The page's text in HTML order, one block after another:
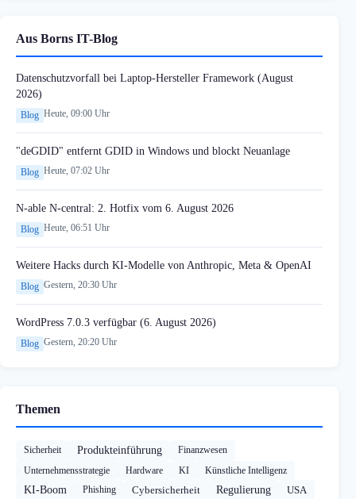
Aus Borns IT-Blog
Datenschutzvorfall bei Laptop-Hersteller Framework (August
2026)
Blog Heute, 09:00 Uhr
"deGDID" entfernt GDID in Windows und blockt Neuanlage
Blog Heute, 07:02 Uhr
N-able N-central: 2. Hotfix vom 6. August 2026
Blog Heute, 06:51 Uhr
Weitere Hacks durch KI-Modelle von Anthropic, Meta & OpenAI
Blog Gestern, 20:30 Uhr
WordPress 7.0.3 verfügbar (6. August 2026)
Blog Gestern, 20:20 Uhr
Themen
Sicherheit Produkteinführung
Finanzwesen
Unternehmensstrategie
Hardware KI Künstliche Intelligenz
KI-Boom Phishing Cybersicherheit Regulierung USA